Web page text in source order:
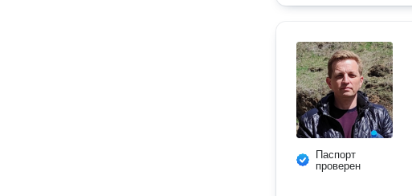
Паспорт
проверен